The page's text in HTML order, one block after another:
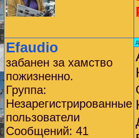
Efaudio
забанен за хамство
пожизненно.
Группа:
Незарегистрированные
пользователи
Сообщений: 41